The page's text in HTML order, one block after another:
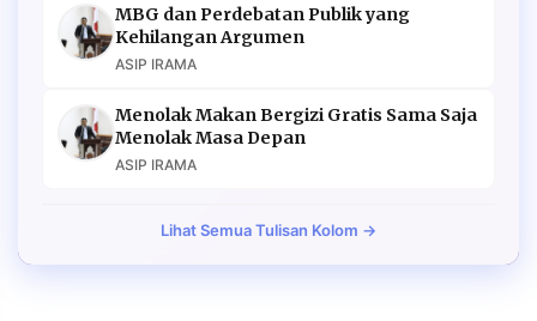
MBG dan Perdebatan Publik yang
Kehilangan Argumen
ASIP IRAMA
Menolak Makan Bergizi Gratis Sama Saja
Menolak Masa Depan
ASIP IRAMA
Lihat Semua Tulisan Kolom →